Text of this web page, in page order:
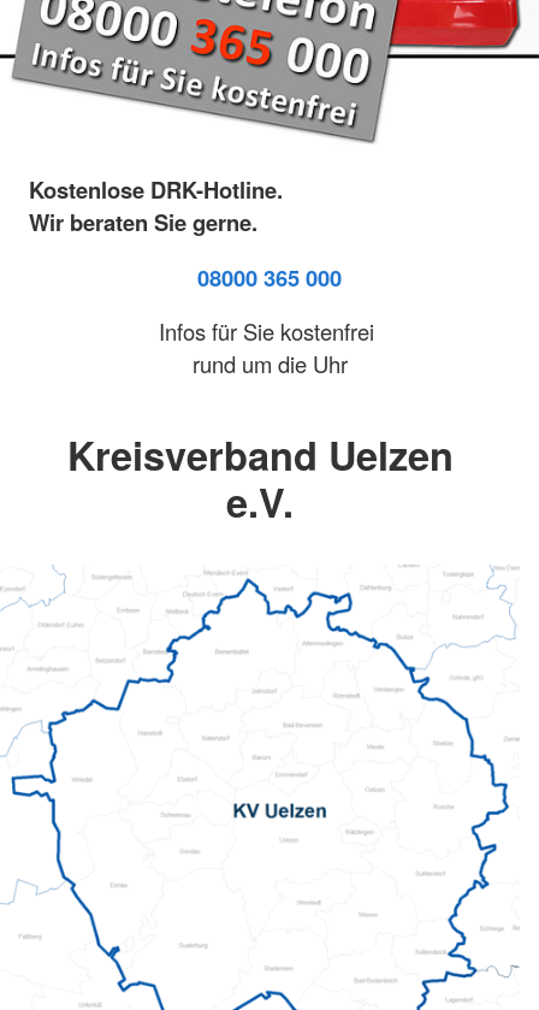
Kostenlose DRK-Hotline.
Wir beraten Sie gerne.
08000 365 000
Infos für Sie kostenfrei
rund um die Uhr
Kreisverband Uelzen
e.V.